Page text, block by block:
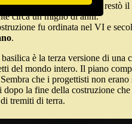
Santa Sofia(Aya Sofya) restò il
circa un miglio di anni.
fu ordinata nel VI e
.
è la terza versione di una
del mondo intero. Il piano
che i progettisti non
dopo la fine della costruzione
tremiti di terra.